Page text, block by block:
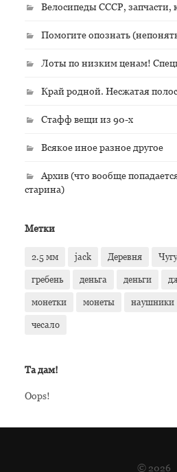
Велосипеды СССР,
Помогите опознать
Лоты по низким ценам!
Край родной. Несжатая
Стафф вещи из 90-х
Всякое иное разное другое
Архив (что вообще
старина)
Метки
2.5 мм jack Деревня
гребень деньга деньги
монетки монеты наушники
чесало
Та дам!
Oops!
© 2026